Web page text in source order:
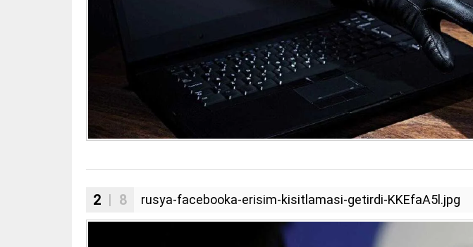
2 | 8 rusya-facebooka-erisim-kisitlamasi-getirdi-KKEfaA5l.jpg